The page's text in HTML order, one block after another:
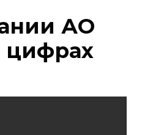
АО
цифрах